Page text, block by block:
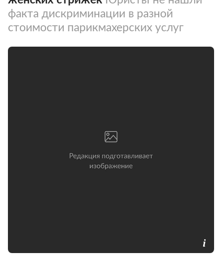
факта дискриминации в разной
стоимости парикмахерских услуг